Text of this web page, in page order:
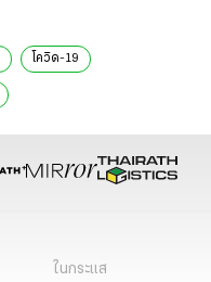
โควิด-19
ในกระแส